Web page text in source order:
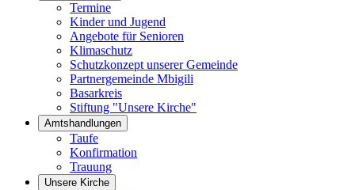
Termine
Kinder und Jugend
Angebote für Senioren
Klimaschutz
Schutzkonzept unserer Gemeinde
Partnergemeinde Mbigili
Basarkreis
Stiftung "Unsere Kirche"
Amtshandlungen
Taufe
Konfirmation
Trauung
Unsere Kirche